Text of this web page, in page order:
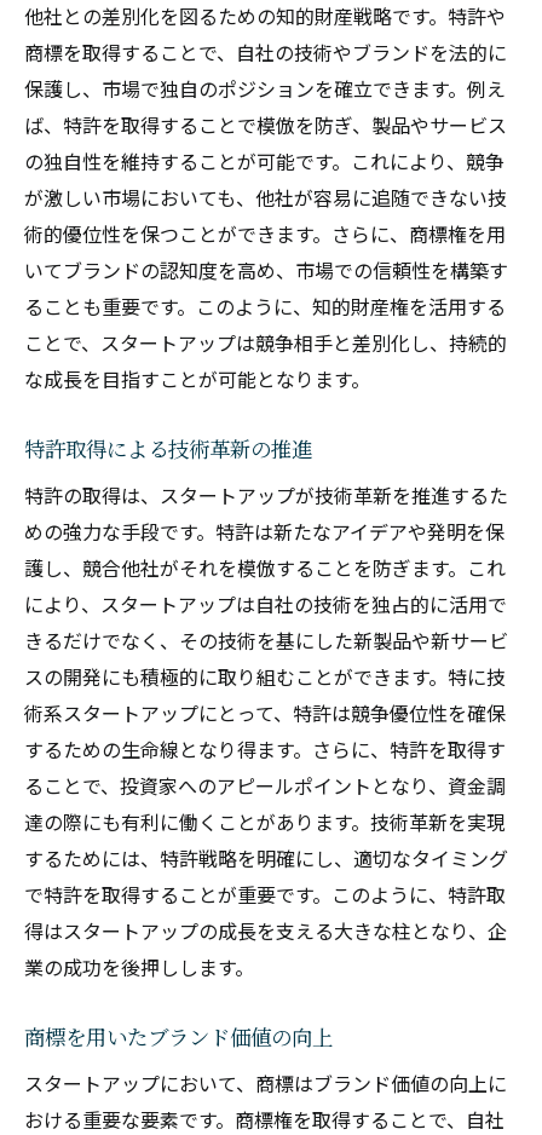
他社との差別化を図るための知的財産戦略です。特許や
商標を取得することで、自社の技術やブランドを法的に
保護し、市場で独自のポジションを確立できます。例え
ば、特許を取得することで模倣を防ぎ、製品やサービス
の独自性を維持することが可能です。これにより、競争
が激しい市場においても、他社が容易に追随できない技
術的優位性を保つことができます。さらに、商標権を用
いてブランドの認知度を高め、市場での信頼性を構築す
ることも重要です。このように、知的財産権を活用する
ことで、スタートアップは競争相手と差別化し、持続的
な成長を目指すことが可能となります。
特許取得による技術革新の推進
特許の取得は、スタートアップが技術革新を推進するた
めの強力な手段です。特許は新たなアイデアや発明を保
護し、競合他社がそれを模倣することを防ぎます。これ
により、スタートアップは自社の技術を独占的に活用で
きるだけでなく、その技術を基にした新製品や新サービ
スの開発にも積極的に取り組むことができます。特に技
術系スタートアップにとって、特許は競争優位性を確保
するための生命線となり得ます。さらに、特許を取得す
ることで、投資家へのアピールポイントとなり、資金調
達の際にも有利に働くことがあります。技術革新を実現
するためには、特許戦略を明確にし、適切なタイミング
で特許を取得することが重要です。このように、特許取
得はスタートアップの成長を支える大きな柱となり、企
業の成功を後押しします。
商標を用いたブランド価値の向上
スタートアップにおいて、商標はブランド価値の向上に
おける重要な要素です。商標権を取得することで、自社